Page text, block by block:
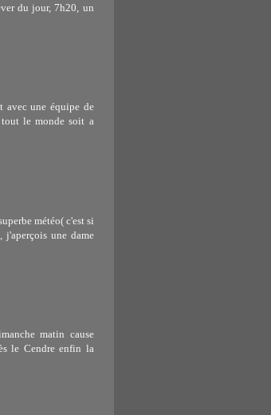
du jour, 7h20, un
avec une équipe de
le monde soit a
météo( c'est si
une dame
matin cause
le Cendre enfin la